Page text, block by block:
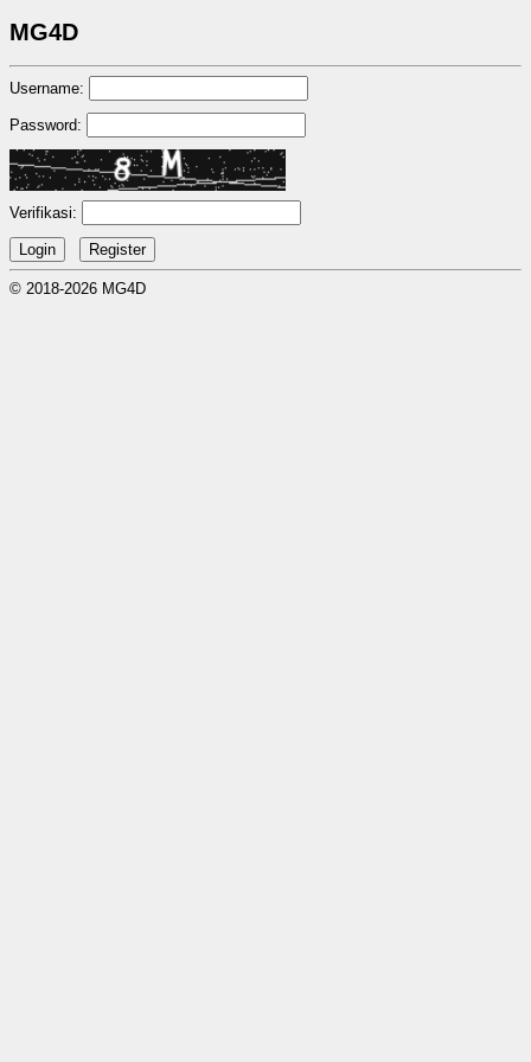
MG4D
Username:
Password:
Verifikasi:
© 2018-2026 MG4D